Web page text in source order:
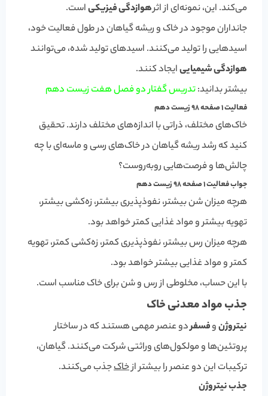
می‌کند. این، نمونه‌ای از اثرهوازدگی فیزیکیاست.
جانداران موجود در خاک و ریشه گیاهان در طول فعالیت خود،
اسیدهایی را تولید می‌کنند. اسیدهای تولید شده، می‌توانند
هوازدگی شیمیاییایجاد کنند.
بیشتر بدانید:تدریس گفتار دو فصل هفت زیست دهم
فعالیت 1 صفحه 98 زیست دهم
خاک‌های مختلف، ذراتی با اندازه‌های مختلف دارند. تحقیق
کنید که رشد ریشه گیاهان در خاک‌های رسی و ماسه‌ای با چه
چالش‌ها و فرصت‌هایی روبه‌روست؟
جواب فعالیت 1 صفحه 98 زیست دهم
هرچه میزان شن بیشتر، نفوذپذیری بیشتر، زه‌کشی بیشتر،
تهویه بیشتر و مواد غذایی کمتر خواهد بود.
هرچه میزان رس بیشتر، نفوذپذیری کمتر، زه‌کشی کمتر، تهویه
کمتر و مواد غذایی بیشتر خواهد بود.
با این حساب، مخلوطی از رس و شن برای خاک مناسب است.
جذب مواد معدنی خاک
نیتروژنوفسفردو عنصر مهمی هستند که در ساختار
پروتئین‌ها و مولکول‌های وراثتی شرکت می‌کنند. گیاهان،
ترکیبات این دو عنصر را بیشتر ازخاکجذب می‌کنند.
جذب نیتروژن